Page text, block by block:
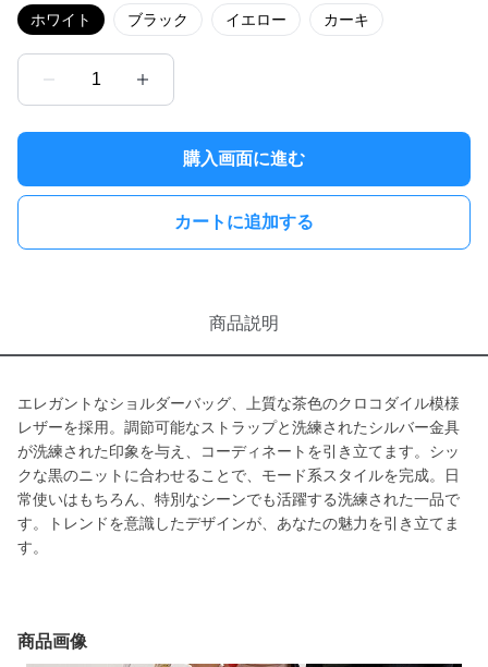
ホワイト ブラック イエロー カーキ
1
購入画面に進む
カートに追加する
商品説明
エレガントなショルダーバッグ、上質な茶色のクロコダイル模様
レザーを採用。調節可能なストラップと洗練されたシルバー金具
が洗練された印象を与え、コーディネートを引き立てます。シッ
クな黒のニットに合わせることで、モード系スタイルを完成。日
常使いはもちろん、特別なシーンでも活躍する洗練された一品で
す。トレンドを意識したデザインが、あなたの魅力を引き立てま
す。
商品画像